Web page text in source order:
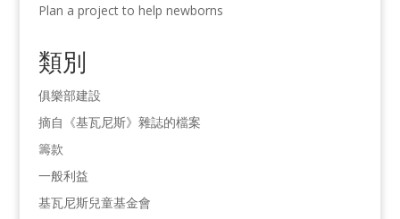
Plan a project to help newborns
類別
俱樂部建設
摘自《基瓦尼斯》雜誌的檔案
籌款
一般利益
基瓦尼斯兒童基金會